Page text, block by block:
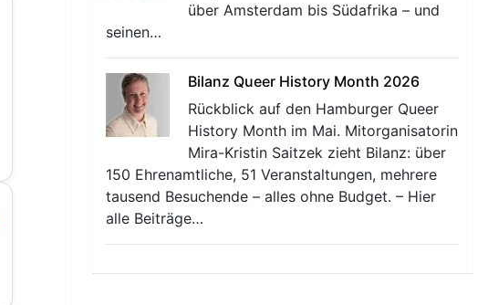
über Amsterdam bis Südafrika – und
seinen…
Bilanz Queer History Month 2026
Rückblick auf den Hamburger Queer
History Month im Mai. Mitorganisatorin
Mira-Kristin Saitzek zieht Bilanz: über
150 Ehrenamtliche, 51 Veranstaltungen, mehrere
tausend Besuchende – alles ohne Budget. – Hier
alle Beiträge…